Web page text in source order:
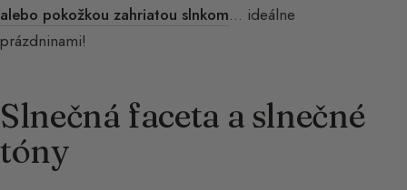
alebo pokožkou zahriatou slnkom… ideálne
prázdninami!
Slnečná faceta a slnečné
tóny